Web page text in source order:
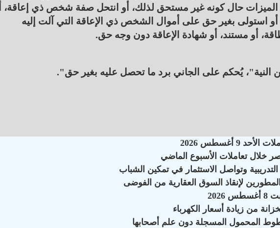
الميزات حال كونه غير مستحق لذلك، أو انتحل صفة شخص ذي إعاقة،
أو استولى بغير حق على أموال الشخص ذي الإعاقة التي آلت إليه
أو مستند، أو شهادة الإعاقة دون وجه حق.
النية"، يُحكم على الجاني برد ما تحصل عليه بغير حق".
وتواصل الاستثمار في تمكين الشباب
لإنقاذ السوق العقارية من الفوضى
المحمول المسجلة دون علم أصحابها